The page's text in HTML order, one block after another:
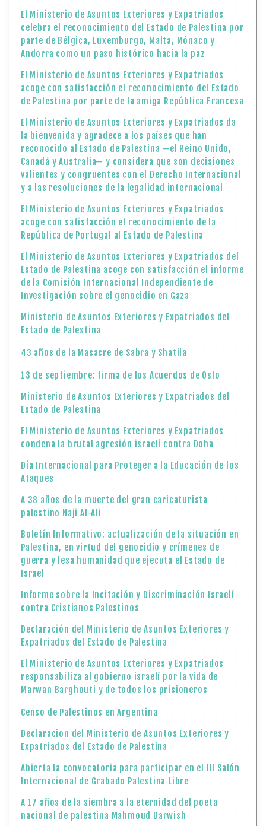
El Ministerio de Asuntos Exteriores y Expatriados
celebra el reconocimiento del Estado de Palestina por
parte de Bélgica, Luxemburgo, Malta, Mónaco y
Andorra como un paso histórico hacia la paz
El Ministerio de Asuntos Exteriores y Expatriados
acoge con satisfacción el reconocimiento del Estado
de Palestina por parte de la amiga República Francesa
El Ministerio de Asuntos Exteriores y Expatriados da
la bienvenida y agradece a los países que han
reconocido al Estado de Palestina —el Reino Unido,
Canadá y Australia— y considera que son decisiones
valientes y congruentes con el Derecho Internacional
y a las resoluciones de la legalidad internacional
El Ministerio de Asuntos Exteriores y Expatriados
acoge con satisfacción el reconocimiento de la
República de Portugal al Estado de Palestina
El Ministerio de Asuntos Exteriores y Expatriados del
Estado de Palestina acoge con satisfacción el informe
de la Comisión Internacional Independiente de
Investigación sobre el genocidio en Gaza
Ministerio de Asuntos Exteriores y Expatriados del
Estado de Palestina
43 años de la Masacre de Sabra y Shatila
13 de septiembre: firma de los Acuerdos de Oslo
Ministerio de Asuntos Exteriores y Expatriados del
Estado de Palestina
El Ministerio de Asuntos Exteriores y Expatriados
condena la brutal agresión israelí contra Doha
Día Internacional para Proteger a la Educación de los
Ataques
A 38 años de la muerte del gran caricaturista
palestino Naji Al-Ali
Boletín Informativo: actualización de la situación en
Palestina, en virtud del genocidio y crímenes de
guerra y lesa humanidad que ejecuta el Estado de
Israel
Informe sobre la Incitación y Discriminación Israelí
contra Cristianos Palestinos
Declaración del Ministerio de Asuntos Exteriores y
Expatriados del Estado de Palestina
El Ministerio de Asuntos Exteriores y Expatriados
responsabiliza al gobierno israelí por la vida de
Marwan Barghouti y de todos los prisioneros
Censo de Palestinos en Argentina
Declaracion del Ministerio de Asuntos Exteriores y
Expatriados del Estado de Palestina
Abierta la convocatoria para participar en el III Salón
Internacional de Grabado Palestina Libre
A 17 años de la siembra a la eternidad del poeta
nacional de palestina Mahmoud Darwish